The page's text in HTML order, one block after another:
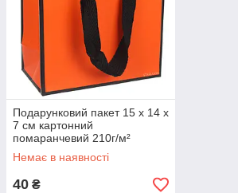
Подарунковий пакет 15 х 14 х
7 см картонний
помаранчевий 210г/м²
Немає в наявності
40 ₴